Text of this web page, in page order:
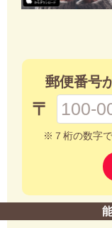
郵便番号
〒
※７桁の数字